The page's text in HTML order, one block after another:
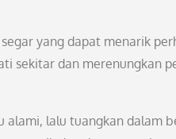
yang dapat menarik
sekitar dan merenungkan
alami, lalu tuangkan dalam